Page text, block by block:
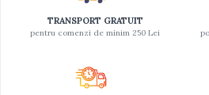
Seturi de rufe
Trenuri cu sine
TRANSPORT GRATUIT
pentru comenzi de minim 250 Lei